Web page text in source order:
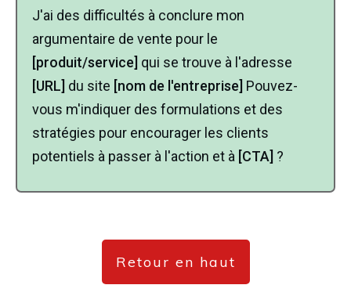
J'ai des difficultés à conclure mon
argumentaire de vente pour le
[produit/service] qui se trouve à l'adresse
[URL] du site [nom de l'entreprise] Pouvez-
vous m'indiquer des formulations et des
stratégies pour encourager les clients
potentiels à passer à l'action et à [CTA] ?
Retour en haut